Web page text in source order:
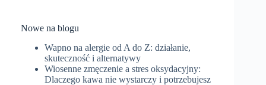
Nowe na blogu
Wapno na alergie od A do Z: działanie,
skuteczność i alternatywy
Wiosenne zmęczenie a stres oksydacyjny:
Dlaczego kawa nie wystarczy i potrzebujesz